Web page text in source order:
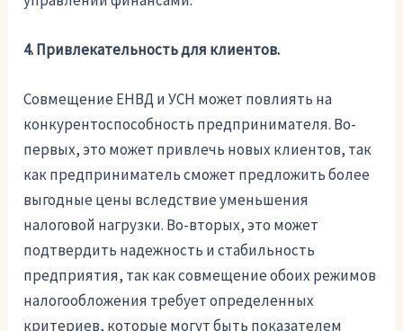
4. Привлекательность для клиентов.
Совмещение ЕНВД и УСН может повлиять на
конкурентоспособность предпринимателя. Во-
первых, это может привлечь новых клиентов, так
как предприниматель сможет предложить более
выгодные цены вследствие уменьшения
налоговой нагрузки. Во-вторых, это может
подтвердить надежность и стабильность
предприятия, так как совмещение обоих режимов
налогообложения требует определенных
критериев, которые могут быть показателем